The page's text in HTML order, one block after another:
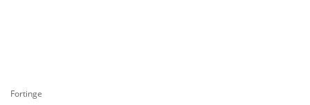
Fortinge